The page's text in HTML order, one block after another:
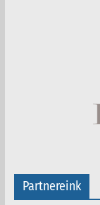
Partnereink